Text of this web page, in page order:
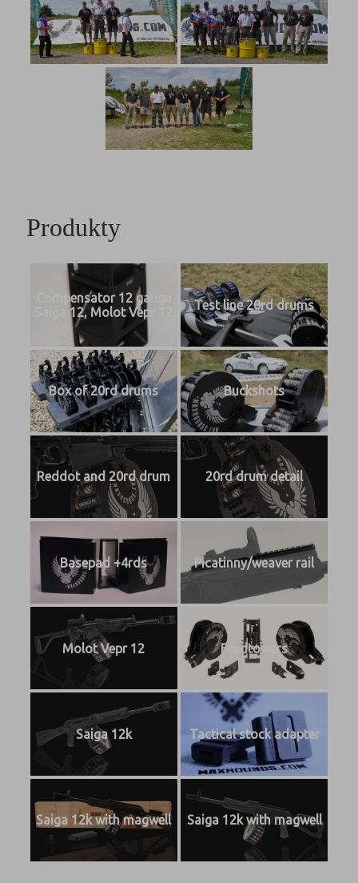
Produkty
Compensator 12 gauge
Saiga 12, Molot Vepr 12
Test line 20rd drums
Box of 20rd drums Buckshots
Reddot and 20rd drum 20rd drum detail
Basepad +4rds Picatinny/weaver rail
Molot Vepr 12 Feedtowers
Saiga 12k Tactical stock adapter
Saiga 12k with magwell Saiga 12k with magwell